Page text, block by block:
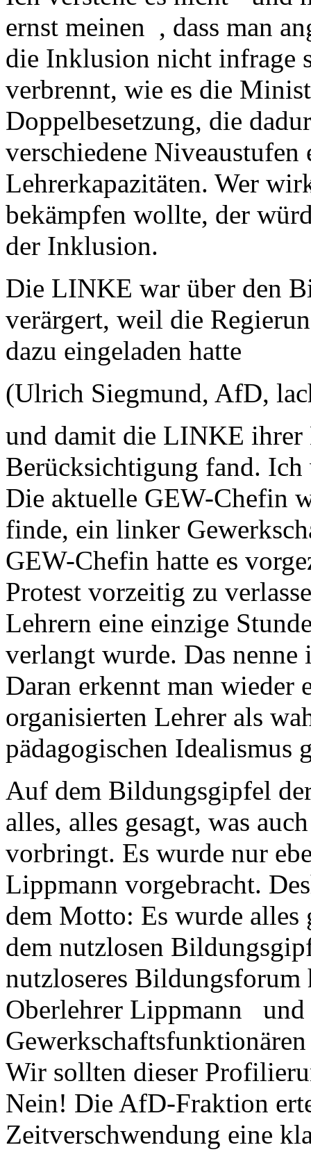
ernst meinen , dass man
die Inklusion nicht infrage
verbrennt, wie es die
Doppelbesetzung, die
verschiedene
Lehrerkapazitäten. Wer
bekämpfen wollte, der
der Inklusion.
Die LINKE war über den
verärgert, weil die
dazu eingeladen hatte
(Ulrich Siegmund, AfD,
und damit die LINKE ihrer
Berücksichtigung fand.
Die aktuelle GEW-Chefin
finde, ein linker
GEW-Chefin hatte es
Protest vorzeitig zu
Lehrern eine einzige
verlangt wurde. Das
Daran erkennt man wieder
organisierten Lehrer als
pädagogischen Idealismus
Auf dem Bildungsgipfel
alles, alles gesagt, was
vorbringt. Es wurde nur
Lippmann vorgebracht.
dem Motto: Es wurde
dem nutzlosen
nutzloseres Bildungsforum
Oberlehrer Lippmann und
Wir sollten dieser
Nein! Die AfD-Fraktion
Zeitverschwendung eine